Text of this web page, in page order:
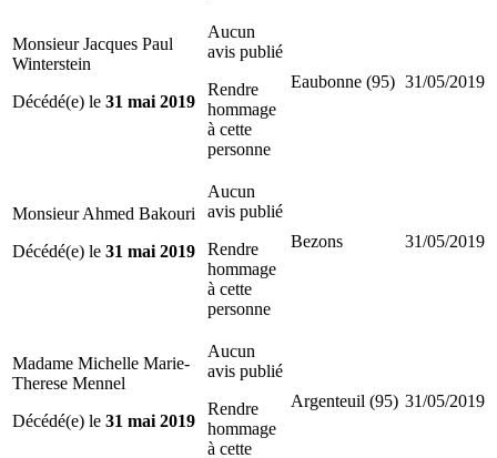
Monsieur Jacques Paul
Winterstein
Décédé(e) le 31 mai 2019
Aucun
avis publié
Rendre
hommage
à cette
personne
Eaubonne (95) 31/05/2019
Monsieur Ahmed Bakouri
Décédé(e) le 31 mai 2019
Aucun
avis publié
Rendre
hommage
à cette
personne
Bezons 31/05/2019
Madame Michelle Marie-
Therese Mennel
Décédé(e) le 31 mai 2019
Aucun
avis publié
Rendre
hommage
à cette
Argenteuil (95) 31/05/2019